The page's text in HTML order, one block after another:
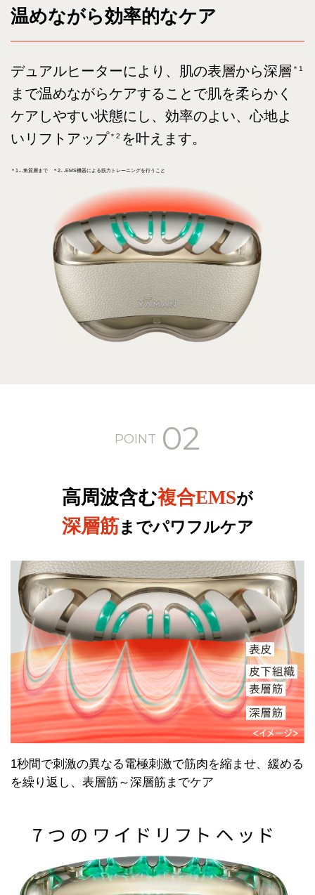
温めながら効率的なケア
デュアルヒーターにより、肌の表層から深層 ＊1
まで温めながらケアすることで肌を柔らかく
ケアしやすい状態にし、効率のよい、心地よ
いリフトアップ＊2 を叶えます。
＊1…角質層まで ＊2…EMS機器による筋力トレーニングを行うこと
POINT 02
高周波含む複合EMSが
深層筋までパワフルケア
1秒間で刺激の異なる電極刺激で筋肉を縮ませ、緩める
を繰り返し、表層筋～深層筋までケア